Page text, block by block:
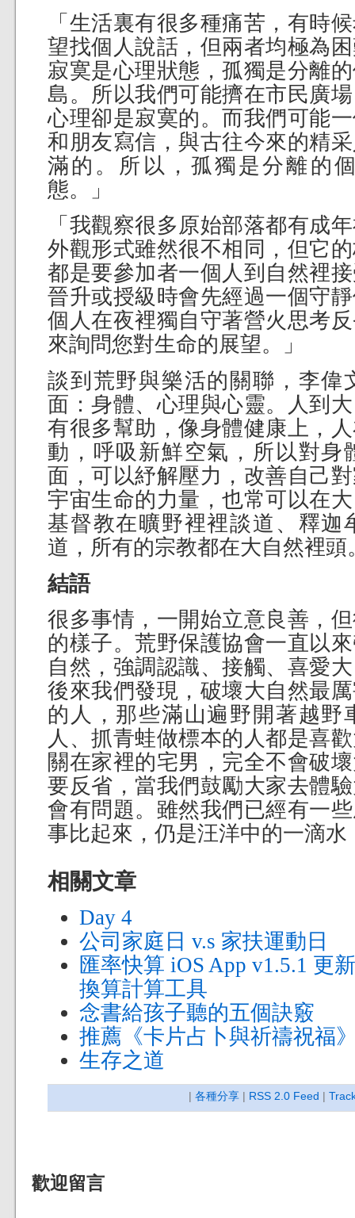
「生活裏有很多種痛苦，有時
望找個人說話，但兩者均極為
寂寞是心理狀態，孤獨是分離
島。所以我們可能擠在市民廣
心理卻是寂寞的。而我們可能
和朋友寫信，與古往今來的精
滿的。所以，孤獨是分離的
態。」
「我觀察很多原始部落都有成
外觀形式雖然很不相同，但它
都是要參加者一個人到自然裡
晉升或授級時會先經過一個守
個人在夜裡獨自守著營火思考
來詢問您對生命的展望。」
談到荒野與樂活的關聯，李偉
面：身體、心理與心靈。人到
有很多幫助，像身體健康上，
動，呼吸新鮮空氣，所以對身
面，可以紓解壓力，改善自己
宇宙生命的力量，也常可以在
基督教在曠野裡裡談道、釋迦
道，所有的宗教都在大自然裡頭
結語
很多事情，一開始立意良善，
的樣子。荒野保護協會一直以
自然，強調認識、接觸、喜愛
後來我們發現，破壞大自然最
的人，那些滿山遍野開著越野
人、抓青蛙做標本的人都是喜
關在家裡的宅男，完全不會破
要反省，當我們鼓勵大家去體
會有問題。雖然我們已經有一
事比起來，仍是汪洋中的一滴
相關文章
Day 4
公司家庭日 v.s 家扶運動日
匯率快算 iOS App v1.5.1 更
換算計算工具
念書給孩子聽的五個訣竅
推薦《卡片占卜與祈禱祝福
生存之道
| 各種分享 | RSS 2.0 Feed |
歡迎留言